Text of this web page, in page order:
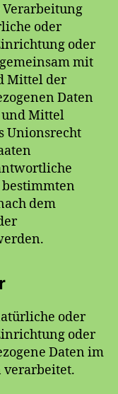
oder
oder
mit
Mittel der
Daten
und Mittel
Unionsrecht
dem
oder
oder
Daten im
verarbeitet.